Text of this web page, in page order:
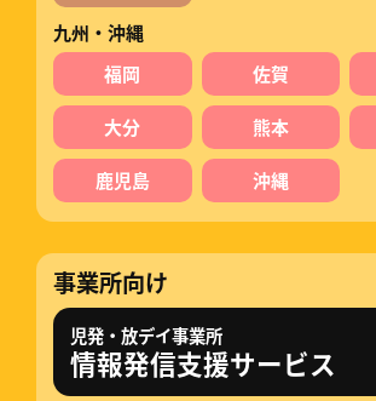
九州・沖縄
福岡
佐賀
大分 熊本
鹿児島 沖縄
事業所向け
児発・放デイ事業所
情報発信支援サービス